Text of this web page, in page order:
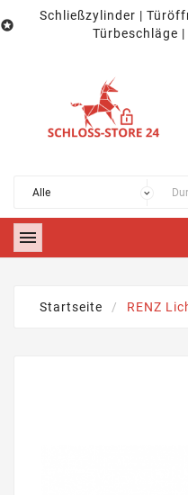

Schließzylinder |
Türbeschläge

Startseite RENZ